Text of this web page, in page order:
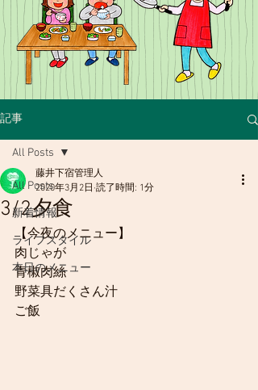
記事
All Posts
新着情報
ライフスタイル
本日のメニュー
All Posts
3/2夕食
藤井下宿管理人
2020年3月2日 読了時間: 1分
【今夜のメニュー】
肉じゃが
青椒肉絲
野菜具だくさん汁
ご飯